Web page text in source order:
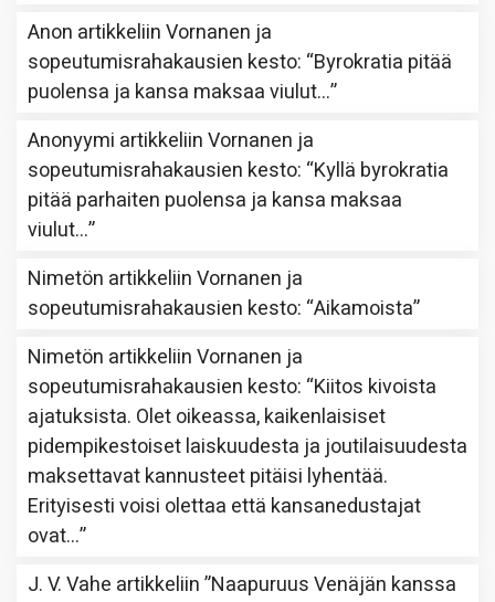
Anon artikkeliinVornanen ja
sopeutumisrahakausien kesto: “Byrokratia pitää
puolensa ja kansa maksaa viulut…”
Anonyymi artikkeliinVornanen ja
sopeutumisrahakausien kesto: “Kyllä byrokratia
pitää parhaiten puolensa ja kansa maksaa
viulut…”
Nimetön artikkeliinVornanen ja
sopeutumisrahakausien kesto: “Aikamoista”
Nimetön artikkeliinVornanen ja
sopeutumisrahakausien kesto: “Kiitos kivoista
ajatuksista. Olet oikeassa, kaikenlaisiset
pidempikestoiset laiskuudesta ja joutilaisuudesta
maksettavat kannusteet pitäisi lyhentää.
Erityisesti voisi olettaa että kansanedustajat
ovat…”
J. V. Vahe artikkeliin”Naapuruus Venäjän kanssa